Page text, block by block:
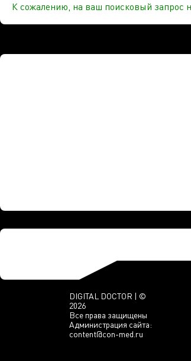
К сожалению, на ваш поисковый запрос
DIGITAL DOCTOR | ©
2026
Все права защищены
Администрация сайта:
content@con-med.ru